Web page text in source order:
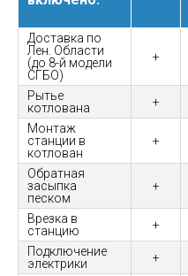
Доставка по
Лен. Области
(до 8-й модели
СГБО)
+
Рытье
котлована
+
Монтаж
станции в
котлован
+
Обратная
засыпка
песком
+
Врезка в
станцию
+
Подключение
электрики
+